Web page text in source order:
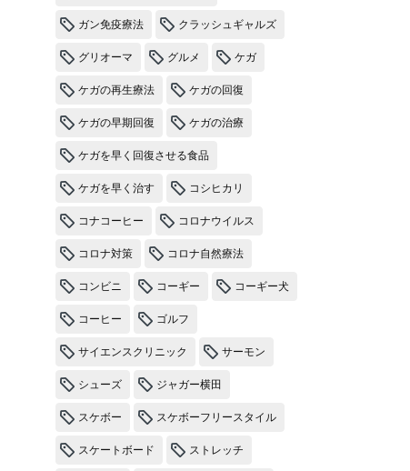
ガン免疫療法 クラッシュギャルズ
グリオーマ グルメ ケガ
ケガの再生療法 ケガの回復
ケガの早期回復 ケガの治療
ケガを早く回復させる食品
ケガを早く治す コシヒカリ
コナコーヒー コロナウイルス
コロナ対策 コロナ自然療法
コンビニ コーギー コーギー犬
コーヒー ゴルフ
サイエンスクリニック サーモン
シューズ ジャガー横田
スケボー スケボーフリースタイル
スケートボード ストレッチ